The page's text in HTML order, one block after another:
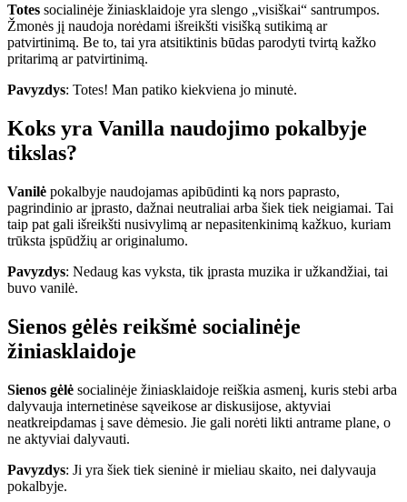
Totes socialinėje žiniasklaidoje yra slengo „visiškai“ santrumpos.
Žmonės jį naudoja norėdami išreikšti visišką sutikimą ar
patvirtinimą. Be to, tai yra atsitiktinis būdas parodyti tvirtą kažko
pritarimą ar patvirtinimą.
Pavyzdys: Totes! Man patiko kiekviena jo minutė.
Koks yra Vanilla naudojimo pokalbyje
tikslas?
Vanilė pokalbyje naudojamas apibūdinti ką nors paprasto,
pagrindinio ar įprasto, dažnai neutraliai arba šiek tiek neigiamai. Tai
taip pat gali išreikšti nusivylimą ar nepasitenkinimą kažkuo, kuriam
trūksta įspūdžių ar originalumo.
Pavyzdys: Nedaug kas vyksta, tik įprasta muzika ir užkandžiai, tai
buvo vanilė.
Sienos gėlės reikšmė socialinėje
žiniasklaidoje
Sienos gėlė socialinėje žiniasklaidoje reiškia asmenį, kuris stebi arba
dalyvauja internetinėse sąveikose ar diskusijose, aktyviai
neatkreipdamas į save dėmesio. Jie gali norėti likti antrame plane, o
ne aktyviai dalyvauti.
Pavyzdys: Ji yra šiek tiek sieninė ir mieliau skaito, nei dalyvauja
pokalbyje.